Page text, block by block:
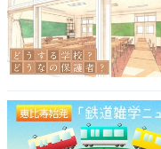
いう声も多く集まり
さらに、「ワンコイ
性／香川県）」「コ
その他も食べるとな